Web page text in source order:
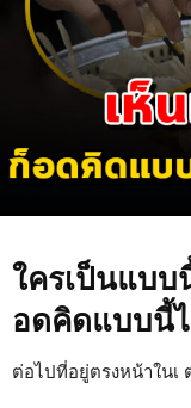
ใครเป็นแบบ
อดคิดแบบนี้
ต่อไปที่อยู่ตรงหน้าในเ